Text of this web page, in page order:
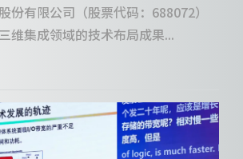
份有限公司（股票代码：688072）
维集成领域的技术布局成果...